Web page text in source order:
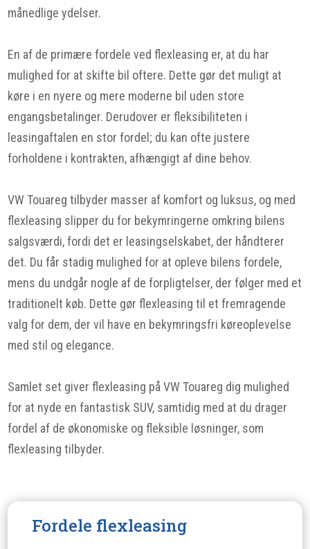
månedlige ydelser.
En af de primære fordele ved flexleasing er, at du har
mulighed for at skifte bil oftere. Dette gør det muligt at
køre i en nyere og mere moderne bil uden store
engangsbetalinger. Derudover er fleksibiliteten i
leasingaftalen en stor fordel; du kan ofte justere
forholdene i kontrakten, afhængigt af dine behov.
VW Touareg tilbyder masser af komfort og luksus, og med
flexleasing slipper du for bekymringerne omkring bilens
salgsværdi, fordi det er leasingselskabet, der håndterer
det. Du får stadig mulighed for at opleve bilens fordele,
mens du undgår nogle af de forpligtelser, der følger med et
traditionelt køb. Dette gør flexleasing til et fremragende
valg for dem, der vil have en bekymringsfri køreoplevelse
med stil og elegance.
Samlet set giver flexleasing på VW Touareg dig mulighed
for at nyde en fantastisk SUV, samtidig med at du drager
fordel af de økonomiske og fleksible løsninger, som
flexleasing tilbyder.
Fordele flexleasing